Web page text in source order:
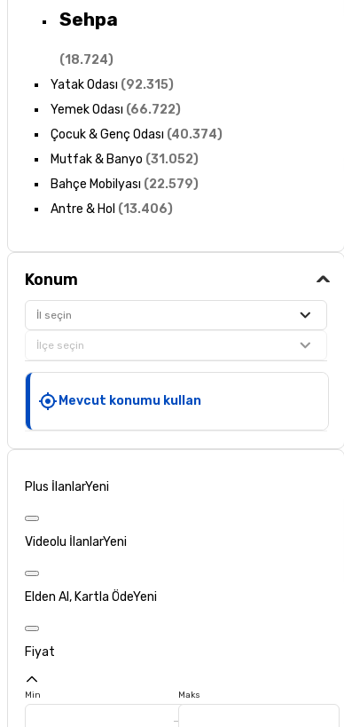
Sehpa
(18.724)
Yatak Odası (92.315)
Yemek Odası (66.722)
Çocuk & Genç Odası (40.374)
Mutfak & Banyo (31.052)
Bahçe Mobilyası (22.579)
Antre & Hol (13.406)
Konum
İl seçin
İlçe seçin
Mevcut konumu kullan
Plus İlanlarYeni
Videolu İlanlarYeni
Elden Al, Kartla ÖdeYeni
Fiyat
Min Maks